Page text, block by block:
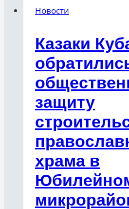
Новости
Казаки
защиту
храма в